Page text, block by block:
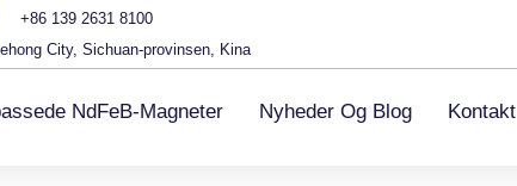
+86 139 2631 8100
City, Sichuan-provinsen, Kina
NdFeB-Magneter Nyheder Og Blog Kontakt